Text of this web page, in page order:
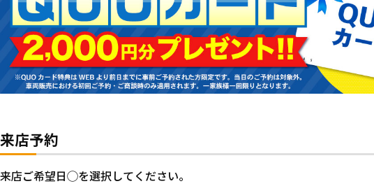
来店予約
来店ご希望日◯を選択してください。